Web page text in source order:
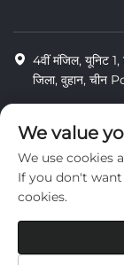
4वीं मंजिल, यूनिट 1,
जिला, वुहान,
[email
We value
We use cookies
If you don't
cookies.